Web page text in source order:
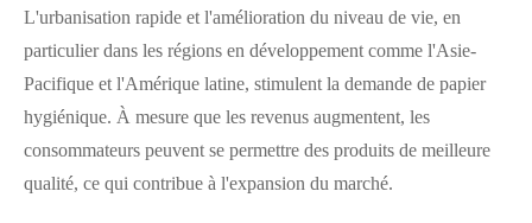
L'urbanisation rapide et l'amélioration du niveau de vie, en
particulier dans les régions en développement comme l'Asie-
Pacifique et l'Amérique latine, stimulent la demande de papier
hygiénique. À mesure que les revenus augmentent, les
consommateurs peuvent se permettre des produits de meilleure
qualité, ce qui contribue à l'expansion du marché.